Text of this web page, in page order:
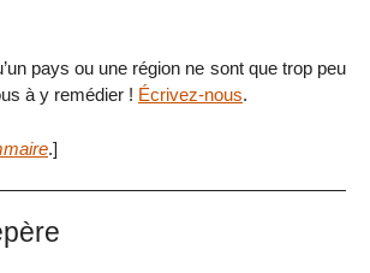
pays ou une région ne sont que trop peu
à y remédier ! Écrivez-nous.
.]